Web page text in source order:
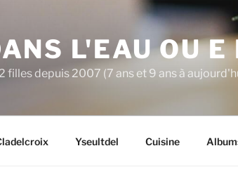
L'EAU OU
filles depuis 2007 (7 ans et 9 ans à
Yseultdel Cuisine